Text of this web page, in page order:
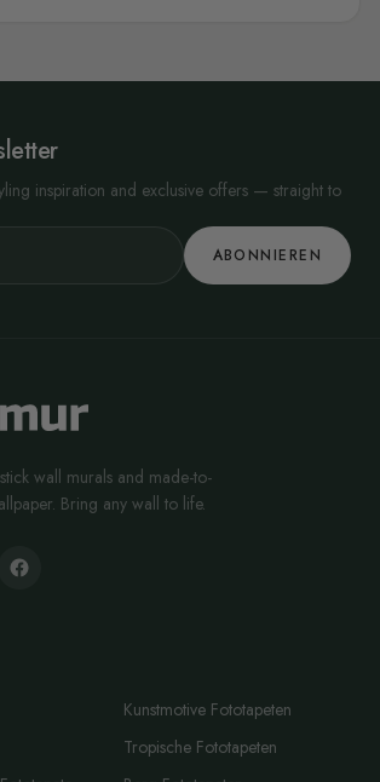
inspiration and exclusive offers — straight to
ABONNIEREN
wall murals and made-to-
Bring any wall to life.
Kunstmotive Fototapeten
Tropische Fototapeten